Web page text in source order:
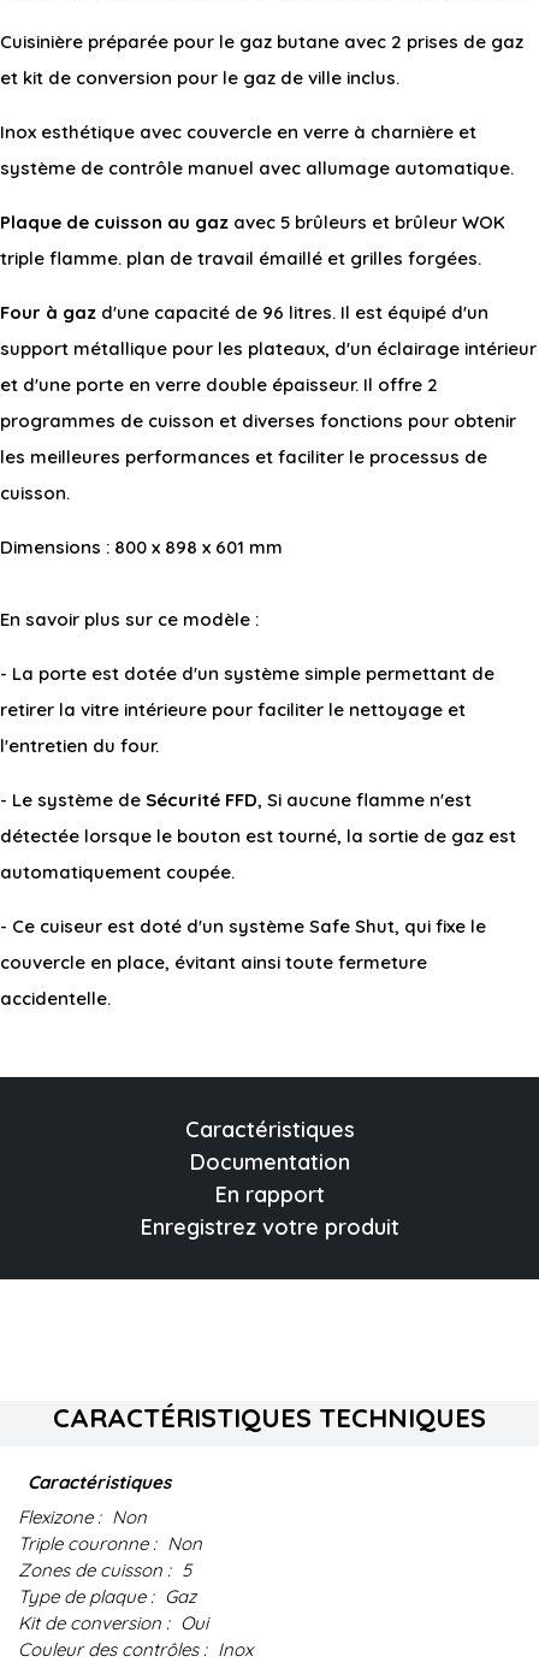
Cuisinière préparée pour le gaz butane avec 2 prises de gaz
et kit de conversion pour le gaz de ville inclus.
Inox esthétique avec couvercle en verre à charnière et
système de contrôle manuel avec allumage automatique.
Plaque de cuisson au gaz avec 5 brûleurs et brûleur WOK
triple flamme. plan de travail émaillé et grilles forgées.
Four à gaz d'une capacité de 96 litres. Il est équipé d'un
support métallique pour les plateaux, d'un éclairage intérieur
et d'une porte en verre double épaisseur. Il offre 2
programmes de cuisson et diverses fonctions pour obtenir
les meilleures performances et faciliter le processus de
cuisson.
Dimensions : 800 x 898 x 601 mm
En savoir plus sur ce modèle :
- La porte est dotée d'un système simple permettant de
retirer la vitre intérieure pour faciliter le nettoyage et
l'entretien du four.
- Le système de Sécurité FFD, Si aucune flamme n'est
détectée lorsque le bouton est tourné, la sortie de gaz est
automatiquement coupée.
- Ce cuiseur est doté d'un système Safe Shut, qui fixe le
couvercle en place, évitant ainsi toute fermeture
accidentelle.
Caractéristiques
Documentation
En rapport
Enregistrez votre produit
CARACTÉRISTIQUES TECHNIQUES
Caractéristiques
Flexizone : Non
Triple couronne : Non
Zones de cuisson : 5
Type de plaque : Gaz
Kit de conversion : Oui
Couleur des contrôles : Inox